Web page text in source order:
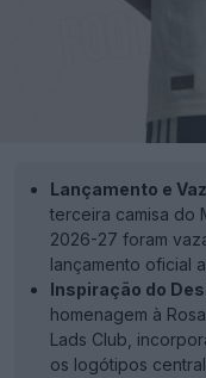
Lançamento e
terceira camisa do
2026-27 foram
lançamento oficial
Inspiração do
homenagem à
Lads Club,
os logótipos